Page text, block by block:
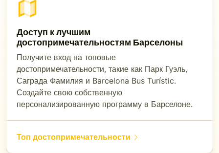
Доступ к лучшим
достопримечательностям Барселоны
Получите вход на топовые
достопримечательности, такие как Парк Гуэль,
Саграда Фамилия и Barcelona Bus Turístic.
Создайте свою собственную
персонализированную программу в Барселоне.
Топ достопримечательности